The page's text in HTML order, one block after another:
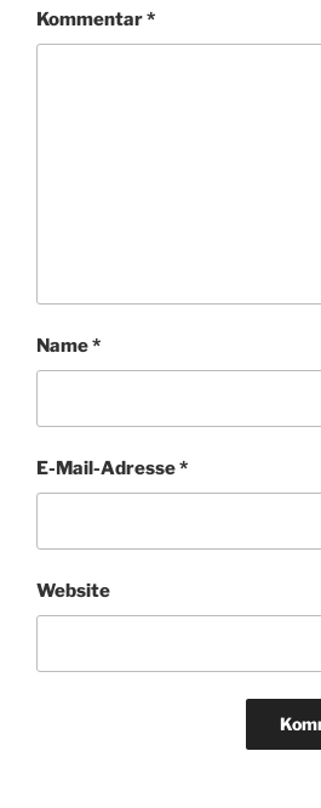
Kommentar*
Name*
E-Mail-Adresse*
Website